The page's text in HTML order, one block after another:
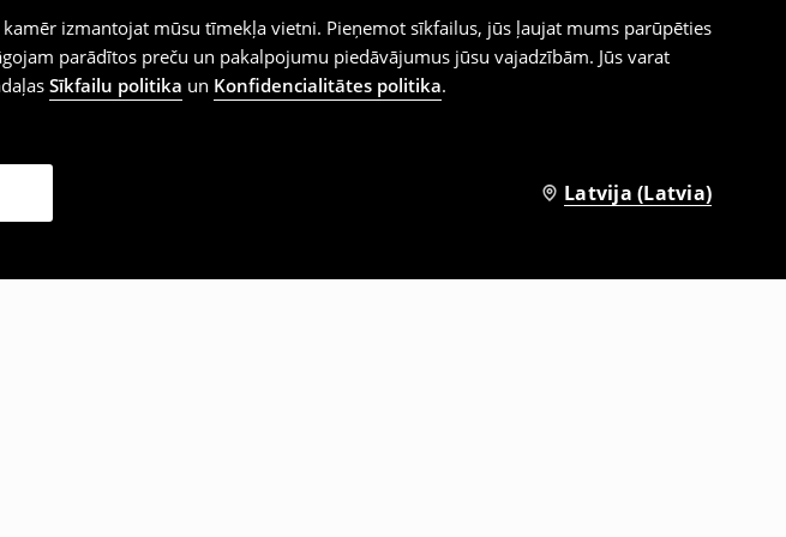
izmantojat mūsu tīmekļa vietni. Pieņemot sīkfailus, jūs ļaujat mums parūpēties
parādītos preču un pakalpojumu piedāvājumus jūsu vajadzībām. Jūs varat
Sīkfailu politika un Konfidencialitātes politika.
Latvija (Latvia)